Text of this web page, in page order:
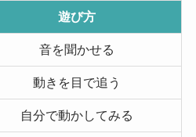
遊び方
音を聞かせる
動きを目で追う
自分で動かしてみる